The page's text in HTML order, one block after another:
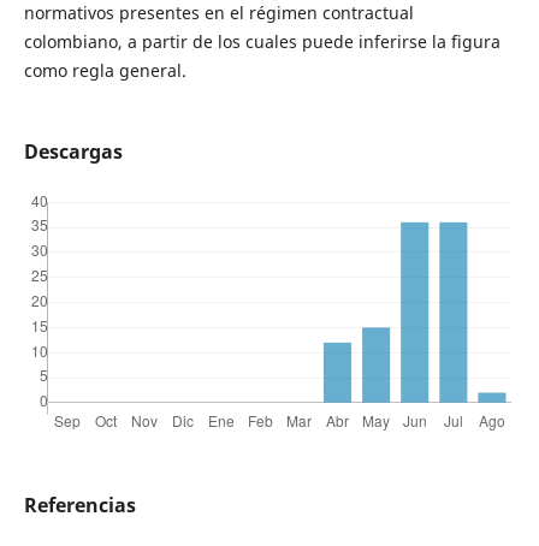
normativos presentes en el régimen contractual
colombiano, a partir de los cuales puede inferirse la figura
como regla general.
Descargas
Referencias